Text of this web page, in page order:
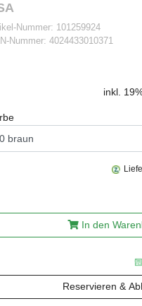
Nummer: 101259924
Nummer: 4024433010371
inkl.
Reservieren &
In den